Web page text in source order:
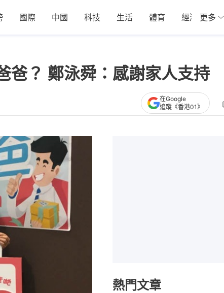
國際 中國 科技 生活 體育 經濟 01
更多
爸？ 鄭泳舜：感謝家人支持
在Google
追蹤《香港01》
熱門文章